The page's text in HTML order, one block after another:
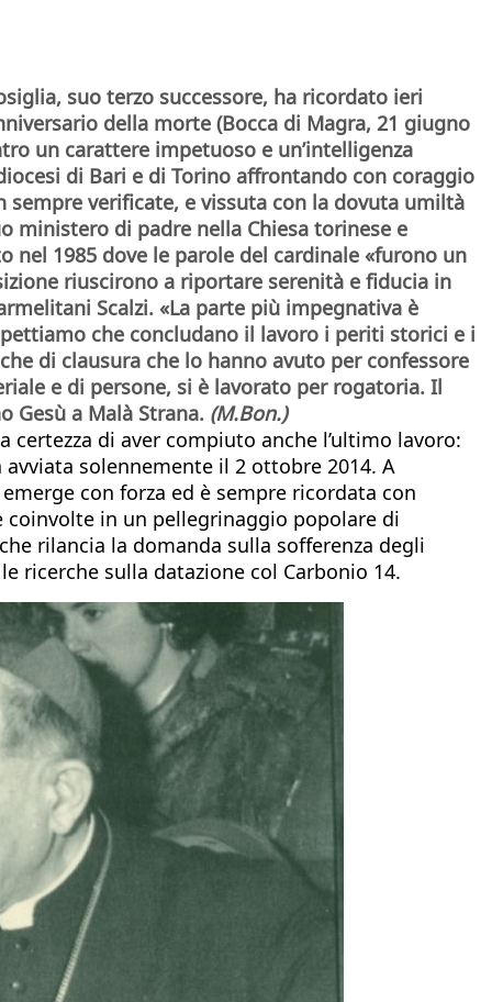
suo terzo successore, ha ricordato ieri
della morte (Bocca di Magra, 21 giugno
un carattere impetuoso e un’intelligenza
di Bari e di Torino affrontando con coraggio
verificate, e vissuta con la dovuta umiltà
ministero di padre nella Chiesa torinese e
nel 1985 dove le parole del cardinale «furono un
riuscirono a riportare serenità e fiducia in
Scalzi. «La parte più impegnativa è
che concludano il lavoro i periti storici e i
di clausura che lo hanno avuto per confessore
e di persone, si è lavorato per rogatoria. Il
Gesù a Malà Strana. (M.Bon.)
certezza di aver compiuto anche l’ultimo lavoro:
solennemente il 2 ottobre 2014. A
con forza ed è sempre ricordata con
coinvolte in un pellegrinaggio popolare di
rilancia la domanda sulla sofferenza degli
ricerche sulla datazione col Carbonio 14.